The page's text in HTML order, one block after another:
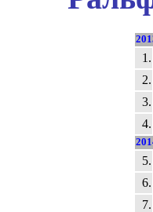
1.
2.
3.
4.
5.
6.
7.